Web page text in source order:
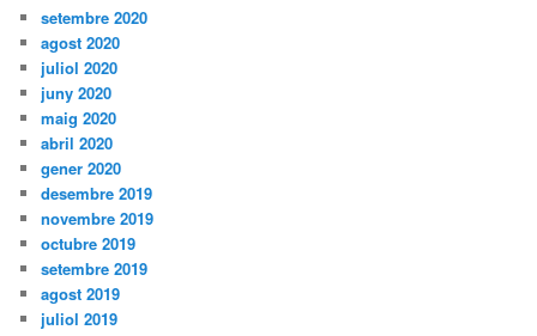
setembre 2020
agost 2020
juliol 2020
juny 2020
maig 2020
abril 2020
gener 2020
desembre 2019
novembre 2019
octubre 2019
setembre 2019
agost 2019
juliol 2019